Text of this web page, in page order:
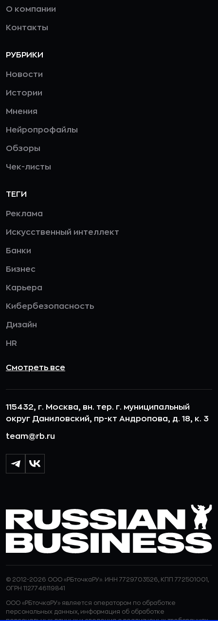
О компании
Контакты
РУБРИКИ
Новости
Истории
Мнения
Нейропрофайлы
Обзоры
Чек-листы
ТЕГИ
Реклама
Искусственный интеллект
Банки
Бизнес
Карьера
Кибербезопасность
Дизайн
HR
Смотреть все
115432, г. Москва, вн. тер. г. муниципальный
округ Даниловский, пр-кт Андропова, д. 18, к. 3
team@rb.ru
© 2012-2026 ООО «РБточкаРУ». ИНН 7729703526, КПП 772501001,
ОГРН 1127746119841
ООО «РБточкаРУ» является оператором по обработке
персональных данных, информация об обработке